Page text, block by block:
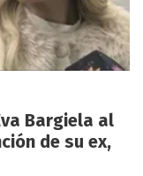
Bargiela al
de su ex,